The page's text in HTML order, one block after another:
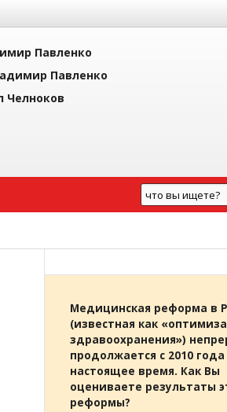
Павленко
Павленко
Челноков
Медицинская реформа в
(известная как
здравоохранения»)
продолжается с 2010 года
настоящее время. Как Вы
оцениваете результаты
реформы?